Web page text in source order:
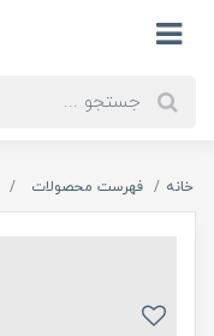
خانه فهرست محصولات